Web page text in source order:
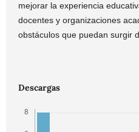
mejorar la experiencia
docentes y organizaciones
obstáculos que puedan surgir
Descargas